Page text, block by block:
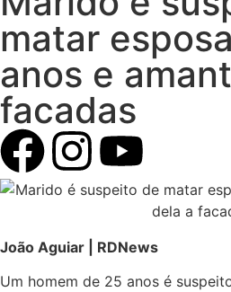
matar
anos e
facadas
João Aguiar | RDNews
Um homem de 25 anos é